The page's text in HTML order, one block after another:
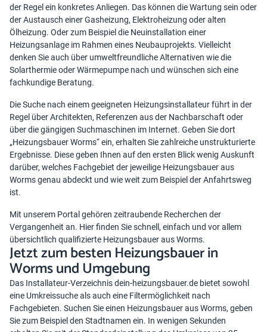
der Regel ein konkretes Anliegen. Das können die Wartung sein oder
der Austausch einer Gasheizung, Elektroheizung oder alten
Ölheizung. Oder zum Beispiel die Neuinstallation einer
Heizungsanlage im Rahmen eines Neubauprojekts. Vielleicht
denken Sie auch über umweltfreundliche Alternativen wie die
Solarthermie oder Wärmepumpe nach und wünschen sich eine
fachkundige Beratung.
Die Suche nach einem geeigneten Heizungsinstallateur führt in der
Regel über Architekten, Referenzen aus der Nachbarschaft oder
über die gängigen Suchmaschinen im Internet. Geben Sie dort
„Heizungsbauer Worms“ ein, erhalten Sie zahlreiche unstrukturierte
Ergebnisse. Diese geben Ihnen auf den ersten Blick wenig Auskunft
darüber, welches Fachgebiet der jeweilige Heizungsbauer aus
Worms genau abdeckt und wie weit zum Beispiel der Anfahrtsweg
ist.
Mit unserem Portal gehören zeitraubende Recherchen der
Vergangenheit an. Hier finden Sie schnell, einfach und vor allem
übersichtlich qualifizierte Heizungsbauer aus Worms.
Jetzt zum besten Heizungsbauer in
Worms und Umgebung
Das Installateur-Verzeichnis dein-heizungsbauer.de bietet sowohl
eine Umkreissuche als auch eine Filtermöglichkeit nach
Fachgebieten. Suchen Sie einen Heizungsbauer aus Worms, geben
Sie zum Beispiel den Stadtnamen ein. In wenigen Sekunden